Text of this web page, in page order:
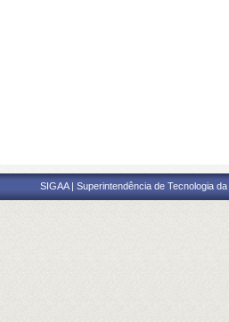
SIGAA | Superintendência de Tecnologia